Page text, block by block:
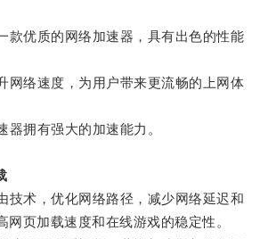
优质的网络加速器，具有出色的性能
络速度，为用户带来更流畅的上网体
拥有强大的加速能力。
术，优化网络路径，减少网络延迟和
网页加载速度和在线游戏的稳定性。